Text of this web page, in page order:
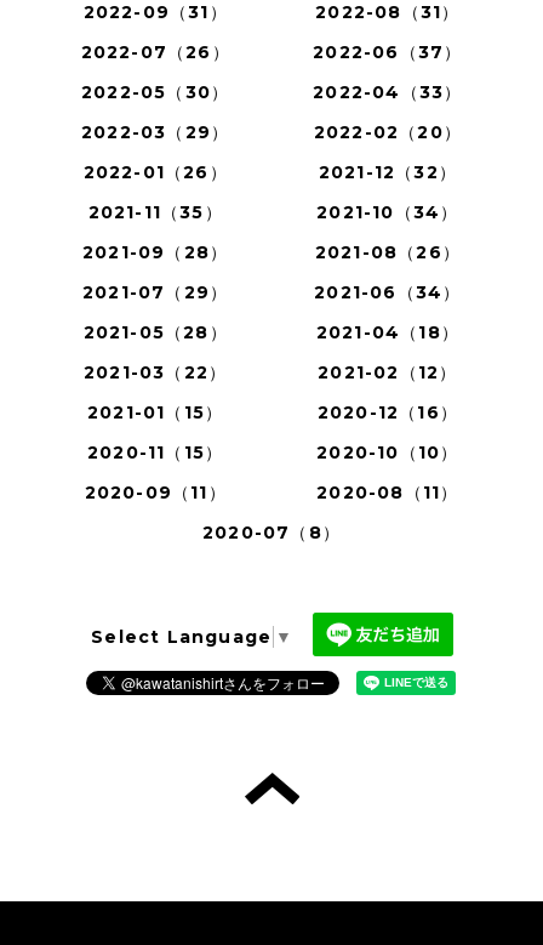
2022-09（31）
2022-08（31）
2022-07（26）
2022-06（37）
2022-05（30）
2022-04（33）
2022-03（29）
2022-02（20）
2022-01（26）
2021-12（32）
2021-11（35）
2021-10（34）
2021-09（28）
2021-08（26）
2021-07（29）
2021-06（34）
2021-05（28）
2021-04（18）
2021-03（22）
2021-02（12）
2021-01（15）
2020-12（16）
2020-11（15）
2020-10（10）
2020-09（11）
2020-08（11）
2020-07（8）
Select Language ▼